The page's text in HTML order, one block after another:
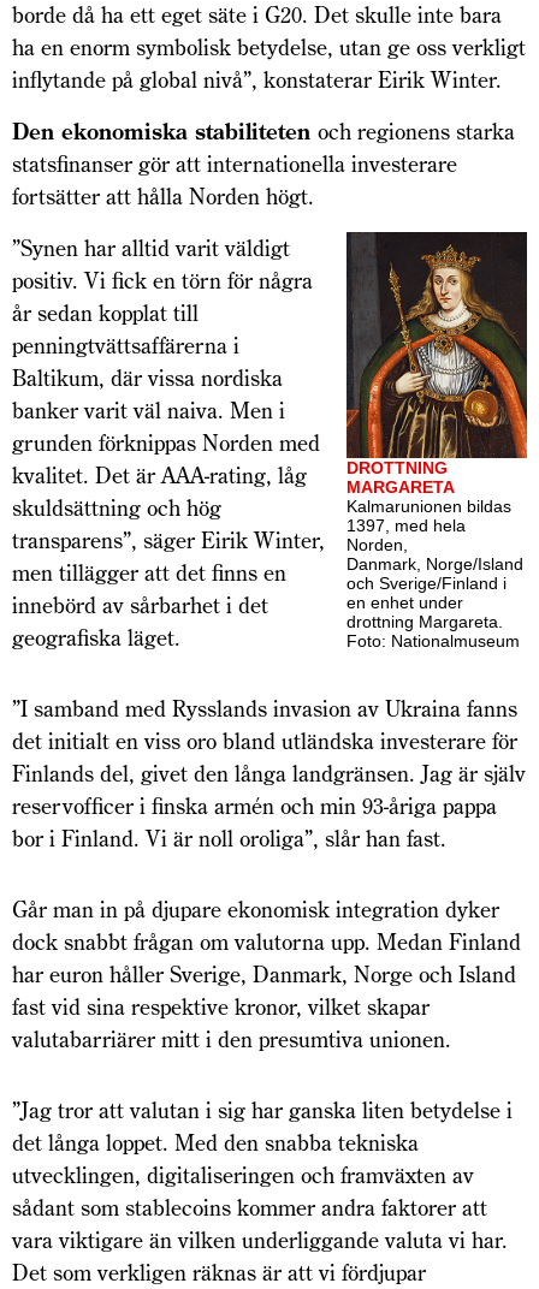
borde då ha ett eget säte i G20. Det skulle inte bara
ha en enorm symbolisk betydelse, utan ge oss verkligt
inflytande på global nivå”, konstaterar Eirik Winter.
Den ekonomiska stabiliteten och regionens starka
statsfinanser gör att internationella investerare
fortsätter att hålla Norden högt.
DROTTNING
MARGARETA
Kalmarunionen bildas
1397, med hela
Norden,
Danmark, Norge/Island
och Sverige/Finland i
en enhet under
drottning Margareta.
Foto: Nationalmuseum
”Synen har alltid varit väldigt
positiv. Vi fick en törn för några
år sedan kopplat till
penningtvätts­affärerna i
Baltikum, där vissa nordiska
banker varit väl naiva. Men i
grunden förknippas Norden med
kvalitet. Det är AAA-rating, låg
skuldsättning och hög
transparens”, säger Eirik Winter,
men tillägger att det finns en
innebörd av sårbarhet i det
geografiska läget.
”I samband med Rysslands invasion av Ukraina fanns
det initialt en viss oro bland utländska investerare för
Finlands del, givet den långa landgränsen. Jag är själv
reservofficer i finska armén och min 93-åriga pappa
bor i Finland. Vi är noll oroliga”, slår han fast.
Går man in på djupare ekonomisk integration dyker
dock snabbt frågan om valutorna upp. Medan Finland
har euron håller Sverige, Danmark, Norge och Island
fast vid sina respektive kronor, vilket skapar
valutabarriärer mitt i den presumtiva unionen.
”Jag tror att valutan i sig har ganska liten betydelse i
det långa loppet. Med den snabba tekniska
utvecklingen, digitaliseringen och framväxten av
sådant som stablecoins kommer andra faktorer att
vara viktigare än vilken underliggande valuta vi har.
Det som verkligen räknas är att vi fördjupar